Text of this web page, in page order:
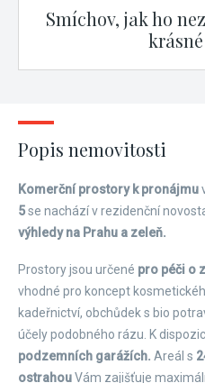
Smíchov, jak ho
Popis nemovitosti
Komerční prostory k pronájmu
5se nachází v rezidenční
výhledy na Prahu a zeleň.
Prostory jsou určené pro péči o
vhodné pro koncept
kadeřnictví, obchůdek s bio
účely podobného rázu. K
podzemních garážích. Areál s
ostrahouVám zajišťuje